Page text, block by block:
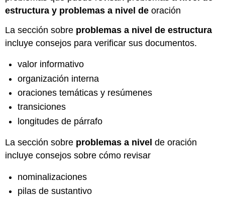
estructura y problemas a nivel de oración
La sección sobre problemas a nivel de estructura
incluye consejos para verificar sus documentos.
valor informativo
organización interna
oraciones temáticas y resúmenes
transiciones
longitudes de párrafo
La sección sobre problemas a nivel de oración
incluye consejos sobre cómo revisar
nominalizaciones
pilas de sustantivo